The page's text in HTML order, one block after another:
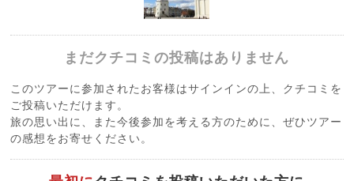
まだクチコミの投稿はありません
このツアーに参加されたお客様はサインインの上、クチコミを
ご投稿いただけます。
旅の思い出に、また今後参加を考える方のために、ぜひツアー
の感想をお寄せください。